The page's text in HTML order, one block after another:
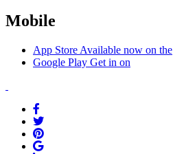
Mobile
App Store Available now on the
Google Play Get in on